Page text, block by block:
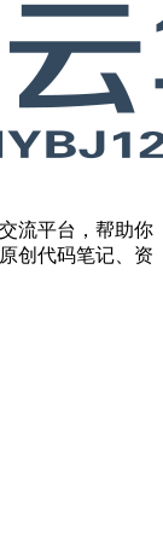
流平台，帮助你
创代码笔记、资